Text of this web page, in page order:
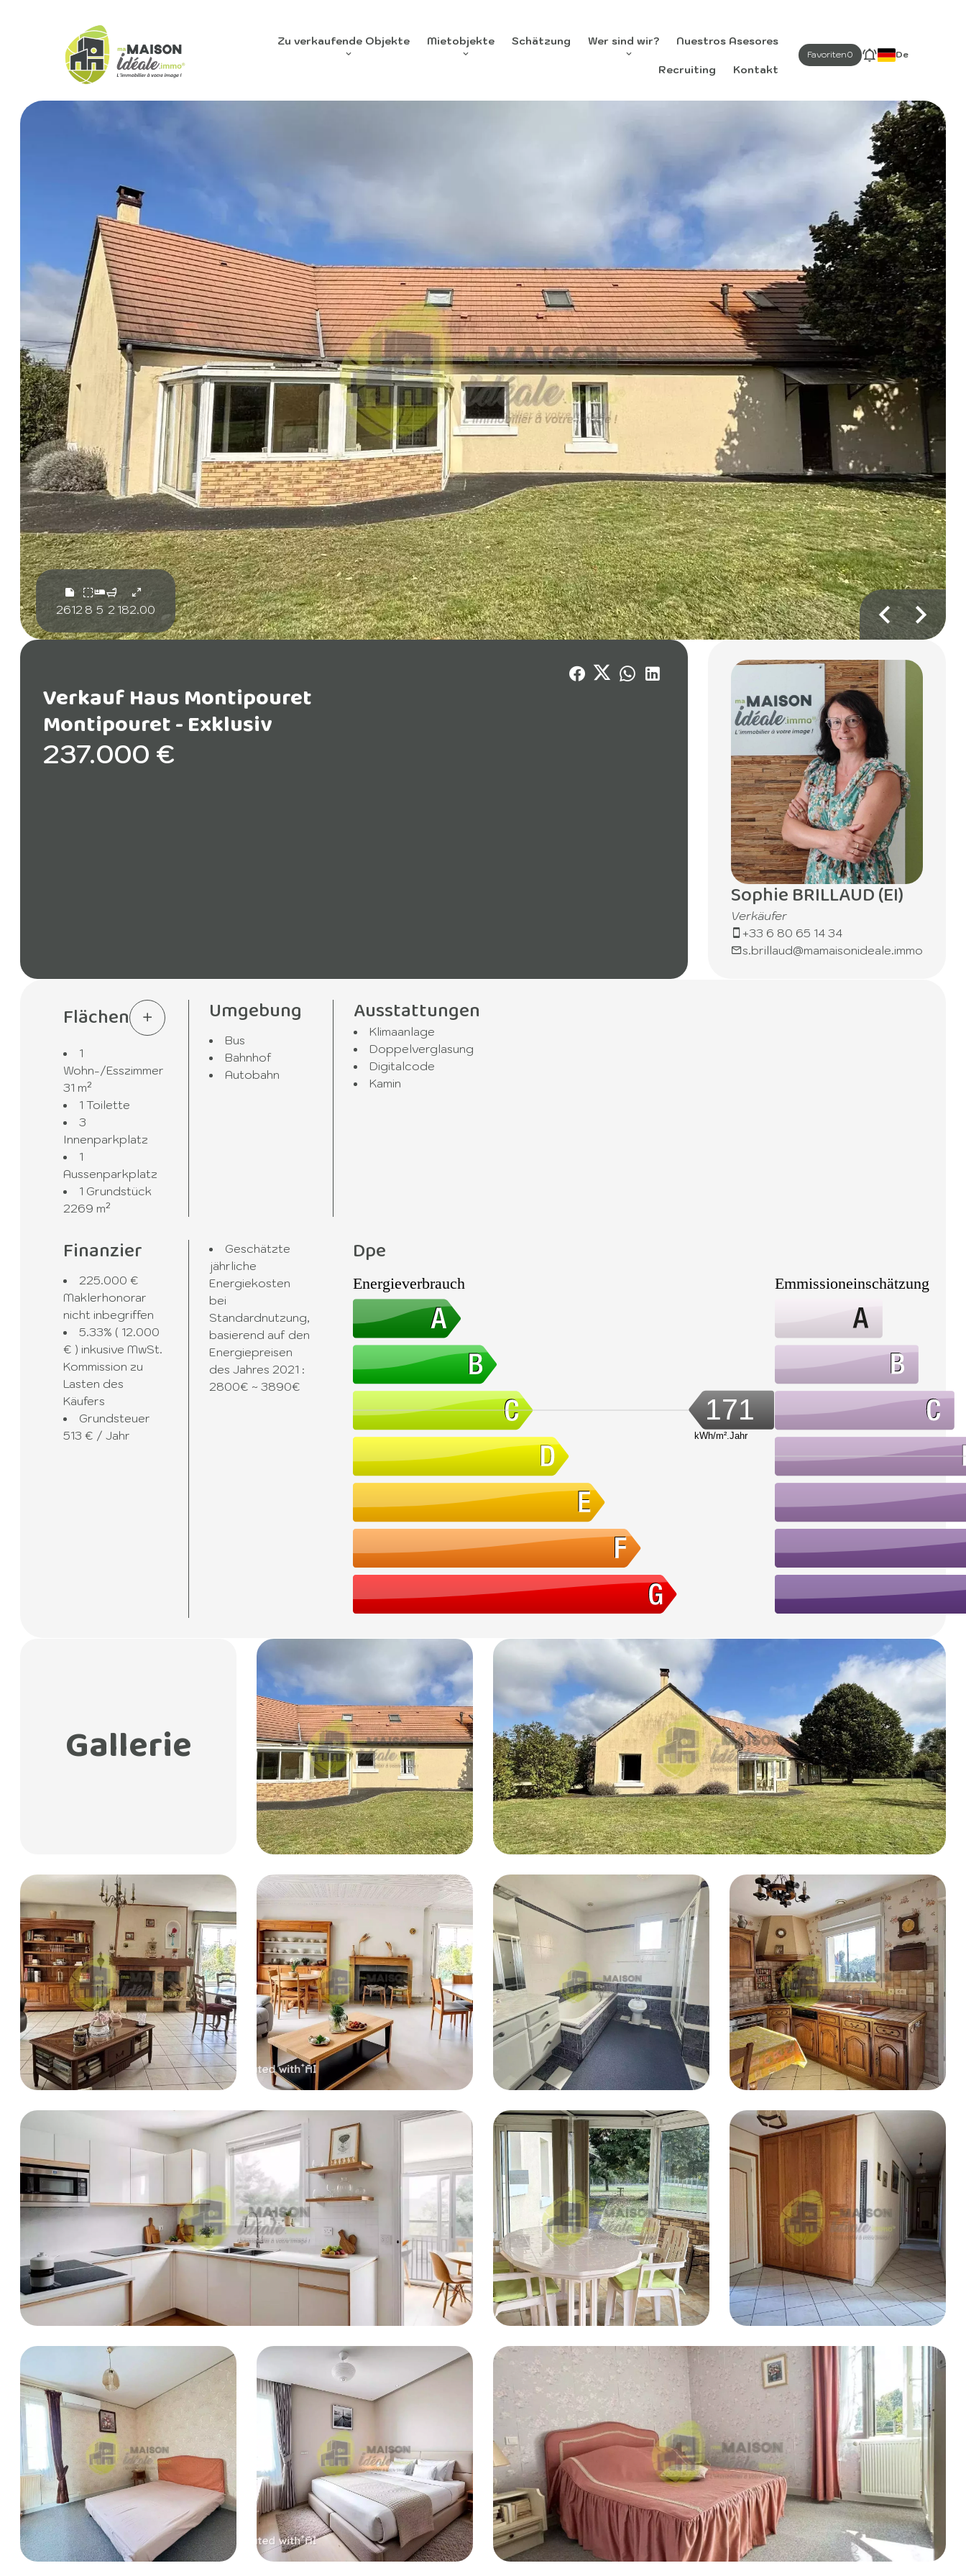
Zu verkaufende Objekte Mietobjekte Schätzung Wer sind wir? Nuestros Asesores
Recruiting Kontakt
Favoriten0 De
2612 8 5 2 182.00
Verkauf Haus Montipouret
Montipouret -Exklusiv
237.000 €
Sophie BRILLAUD (EI)
Verkäufer
+33 6 80 65 14 34
s.brillaud@mamaisonideale.immo
Flächen
1
Wohn-/Esszimmer
31 m²
1 Toilette
3
Innenparkplatz
1
Aussenparkplatz
1 Grundstück
2269 m²
Umgebung
Bus
Bahnhof
Autobahn
Ausstattungen
Klimaanlage
Doppelverglasung
Digitalcode
Kamin
Finanzier
225.000 €
Maklerhonorar
nicht inbegriffen
5.33% ( 12.000
€ ) inkusive MwSt.
Kommission zu
Lasten des
Käufers
Grundsteuer
513 € / Jahr
Geschätzte
jährliche
Energiekosten
bei
Standardnutzung,
basierend auf den
Energiepreisen
des Jahres 2021 :
2800€ ~ 3890€
Dpe
Energieverbrauch
171
kWh/m².Jahr
Emmissioneinschätzung
Gallerie